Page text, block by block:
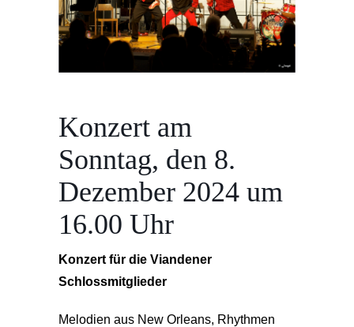
Konzert am
Sonntag, den 8.
Dezember 2024 um
16.00 Uhr
Konzert für die Viandener
Schlossmitglieder
Melodien aus New Orleans, Rhythmen